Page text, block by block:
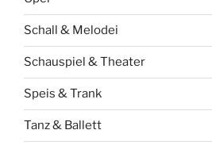
Schall & Melodei
Schauspiel & Theater
Speis & Trank
Tanz & Ballett